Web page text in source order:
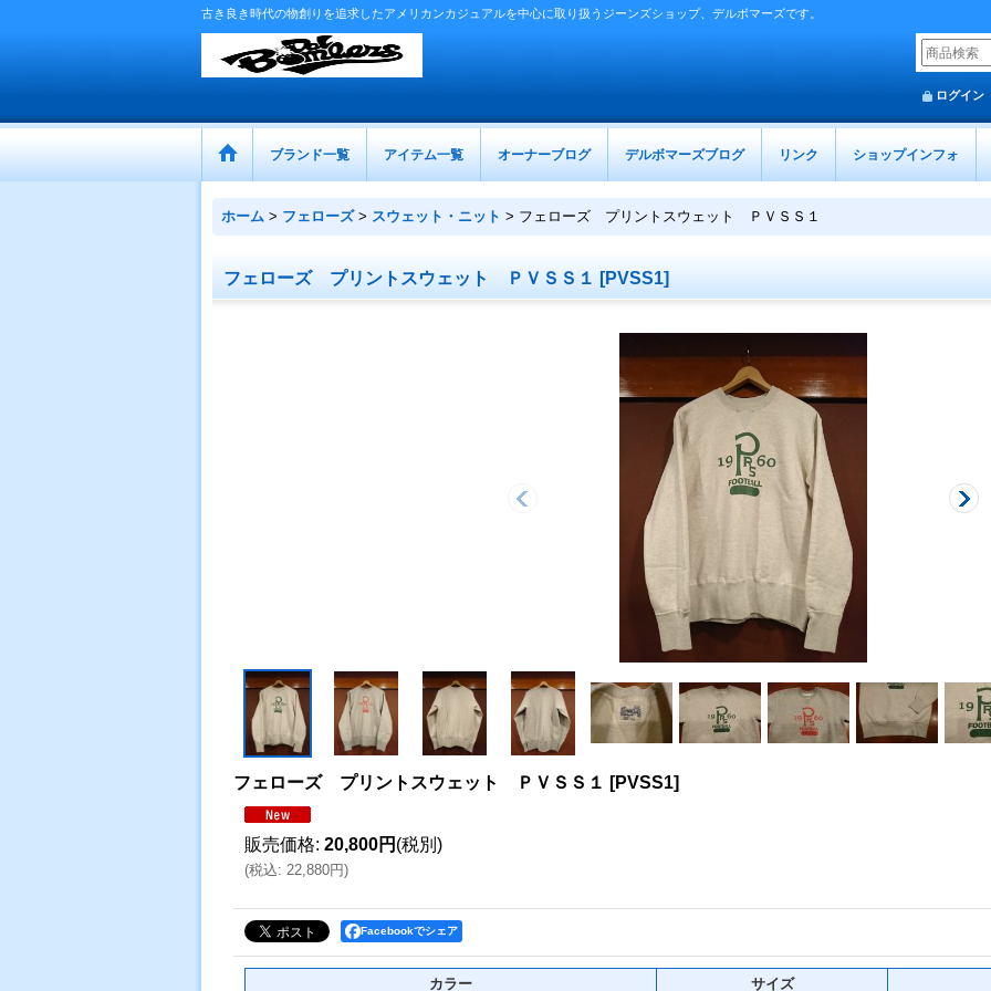
古き良き時代の物創りを追求したアメリカンカジュアルを中心に取り扱うジーンズショップ、デルボマーズです。
ログイン
ブランド一覧 アイテム一覧 オーナーブログ デルボマーズブログ リンク ショップインフォ
ホーム > フェローズ > スウェット・ニット > フェローズ プリントスウェット ＰＶＳＳ１
フェローズ プリントスウェット ＰＶＳＳ１ [PVSS1]
フェローズ プリントスウェット ＰＶＳＳ１ [PVSS1]
販売価格: 20,800円 (税別)
(税込: 22,880円)
Facebookでシェア
カラー サイズ